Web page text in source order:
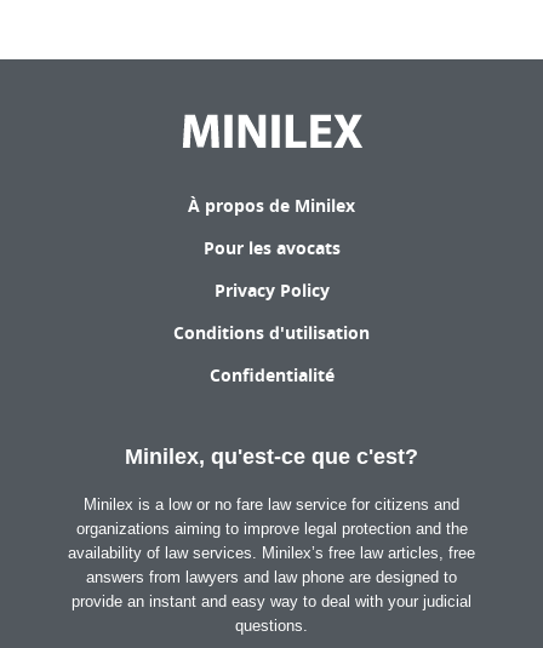
À propos de Minilex
Pour les avocats
Privacy Policy
Conditions d'utilisation
Confidentialité
Minilex, qu'est-ce que c'est?
Minilex is a low or no fare law service for citizens and
organizations aiming to improve legal protection and the
availability of law services. Minilex’s free law articles, free
answers from lawyers and law phone are designed to
provide an instant and easy way to deal with your judicial
questions.